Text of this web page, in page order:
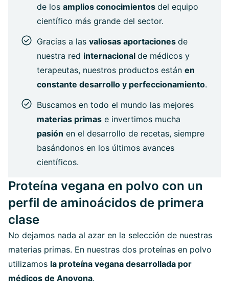
de los amplios conocimientos del equipo
científico más grande del sector.
Gracias a las valiosas aportaciones de
nuestra red internacional de médicos y
terapeutas, nuestros productos están en
constante desarrollo y perfeccionamiento.
Buscamos en todo el mundo las mejores
materias primas e invertimos mucha
pasión en el desarrollo de recetas, siempre
basándonos en los últimos avances
científicos.
Proteína vegana en polvo con un
perfil de aminoácidos de primera
clase
No dejamos nada al azar en la selección de nuestras
materias primas. En nuestras dos proteínas en polvo
utilizamos la proteína vegana desarrollada por
médicos de Anovona.